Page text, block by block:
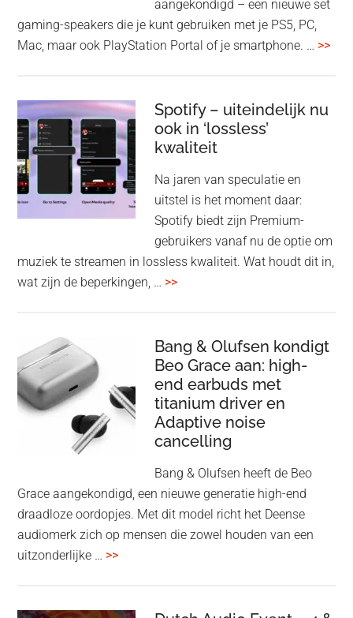
aangekondigd – een nieuwe set
gaming-speakers die je kunt gebruiken met je PS5, PC,
Mac, maar ook PlayStation Portal of je smartphone. … >>
Spotify – uiteindelijk nu
ook in ‘lossless’
kwaliteit
Na jaren van speculatie en
uitstel is het moment daar:
Spotify biedt zijn Premium-
gebruikers vanaf nu de optie om
muziek te streamen in lossless kwaliteit. Wat houdt dit in,
wat zijn de beperkingen, … >>overSpotify
nu
ook
in
‘lossless’
kwaliteit
Bang & Olufsen kondigt
Beo Grace aan: high-
end earbuds met
titanium driver en
Adaptive noise
cancelling
Bang & Olufsen heeft de Beo
Grace aangekondigd, een nieuwe generatie high-end
draadloze oordopjes. Met dit model richt het Deense
audiomerk zich op mensen die zowel houden van een
uitzonderlijke … >>overBang